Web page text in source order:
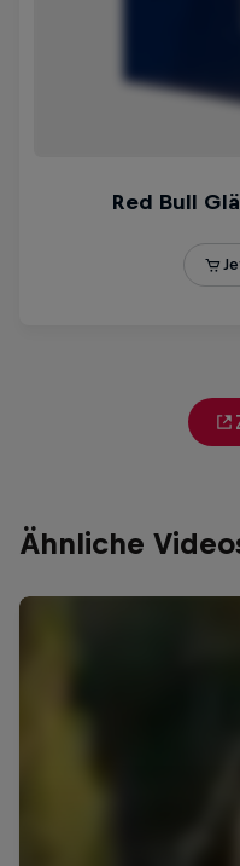
Ähnliche